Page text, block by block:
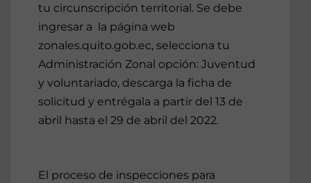
tu circunscripción territorial. Se debe
ingresar a la página web
zonales.quito.gob.ec, selecciona tu
Administración Zonal opción: Juventud
y voluntariado, descarga la ficha de
solicitud y entrégala a partir del 13 de
abril hasta el 29 de abril del 2022.
El proceso de inspecciones para